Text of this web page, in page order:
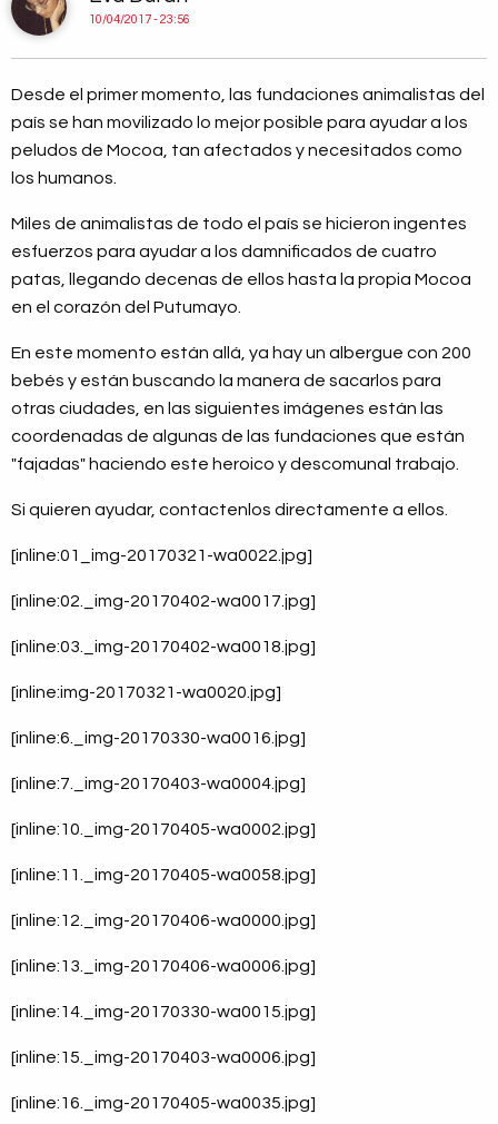
10/04/2017 - 23:56
Desde el primer momento, las fundaciones animalistas del
país se han movilizado lo mejor posible para ayudar a los
peludos de Mocoa, tan afectados y necesitados como
los humanos.
Miles de animalistas de todo el país se hicieron ingentes
esfuerzos para ayudar a los damnificados de cuatro
patas, llegando decenas de ellos hasta la propia Mocoa
en el corazón del Putumayo.
En este momento están allá, ya hay un albergue con 200
bebés y están buscando la manera de sacarlos para
otras ciudades, en las siguientes imágenes están las
coordenadas de algunas de las fundaciones que están
"fajadas" haciendo este heroico y descomunal trabajo.
Si quieren ayudar, contactenlos directamente a ellos.
[inline:01_img-20170321-wa0022.jpg]
[inline:02._img-20170402-wa0017.jpg]
[inline:03._img-20170402-wa0018.jpg]
[inline:img-20170321-wa0020.jpg]
[inline:6._img-20170330-wa0016.jpg]
[inline:7._img-20170403-wa0004.jpg]
[inline:10._img-20170405-wa0002.jpg]
[inline:11._img-20170405-wa0058.jpg]
[inline:12._img-20170406-wa0000.jpg]
[inline:13._img-20170406-wa0006.jpg]
[inline:14._img-20170330-wa0015.jpg]
[inline:15._img-20170403-wa0006.jpg]
[inline:16._img-20170405-wa0035.jpg]